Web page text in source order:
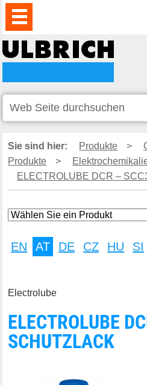
PRODUKTE
AKTUELLES
DOWNLOAD
VIDEO
PARTNER
UNTERNEHMEN
KONTAKTE
Sie sind hier: Produkte >
Produkte
>
ELECTROLUBE DCR –
EN AT DE CZ HU SI
Electrolube
ELECTROLUBE
SCHUTZLACK